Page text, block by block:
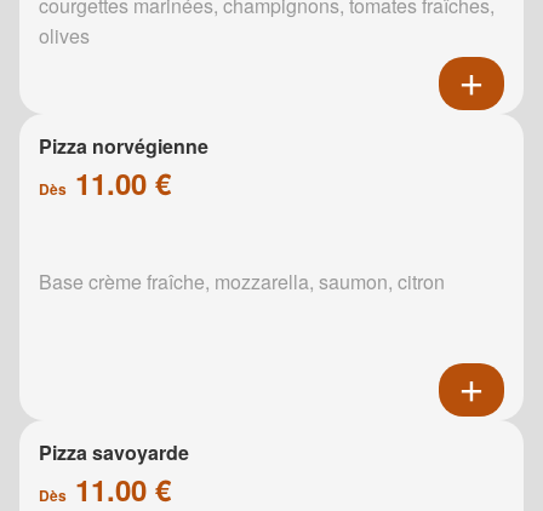
olives
Pizza norvégienne
Dès 11.00 €
Base crème fraîche, mozzarella, saumon, citron
Pizza savoyarde
Dès 11.00 €